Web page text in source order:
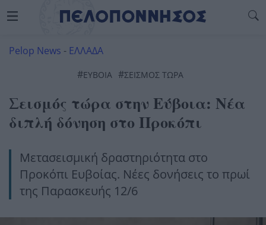
Pelop News - ΕΛΛΑΔΑ
#ΕΥΒΟΙΑ #ΣΕΙΣΜΌΣ ΤΏΡΑ
Σεισμός τώρα στην Εύβοια: Νέα
διπλή δόνηση στο Προκόπι
Μετασεισμική δραστηριότητα στο
Προκόπι Ευβοίας. Νέες δονήσεις το πρωί
της Παρασκευής 12/6